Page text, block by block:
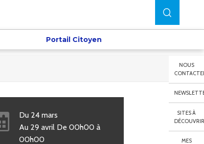
Portail Citoyen
NOUS
SITES À
MES
Du 24 mars
Au 29 avril De00h00 à
00h00